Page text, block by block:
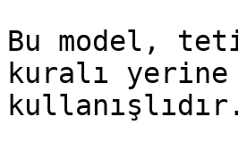
Bu model,
kuralı yerine
kullanışlıdır.